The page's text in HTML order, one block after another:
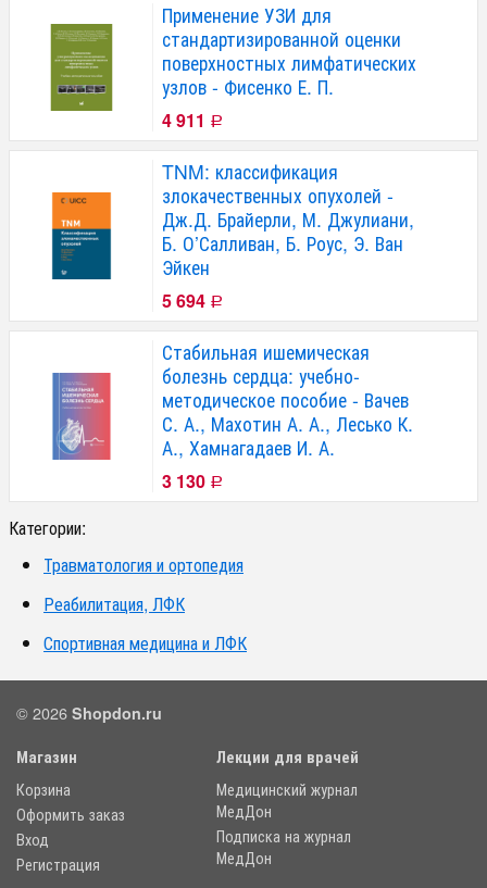
Применение УЗИ для
стандартизированной оценки
поверхностных лимфатических
узлов - Фисенко Е. П.
4 911 Р
TNM: классификация
злокачественных опухолей -
Дж.Д. Брайерли, М. Джулиани,
Б. О’Салливан, Б. Роус, Э. Ван
Эйкен
5 694 Р
Стабильная ишемическая
болезнь сердца: учебно-
методическое пособие - Вачев
С. А., Махотин А. А., Лесько К.
А., Хамнагадаев И. А.
3 130 Р
Категории:
Травматология и ортопедия
Реабилитация, ЛФК
Спортивная медицина и ЛФК
© 2026 Shopdon.ru
Магазин
Корзина
Оформить заказ
Вход
Регистрация
Лекции для врачей
Медицинский журнал
МедДон
Подписка на журнал
МедДон